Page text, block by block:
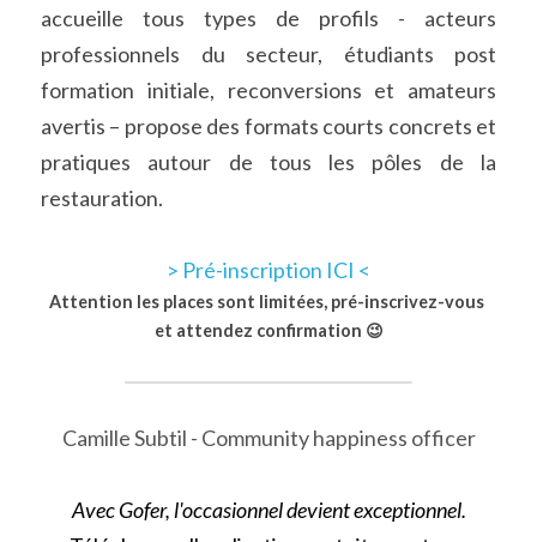
accueille tous types de profils - acteurs
professionnels du secteur, étudiants post
formation initiale, reconversions et amateurs
avertis – propose des formats courts concrets et
pratiques autour de tous les pôles de la
restauration.
> Pré-inscription ICI <
Attention les places sont limitées, pré-inscrivez-vous
et attendez confirmation 😉
Camille Subtil - Community happiness officer
Avec Gofer, l'occasionnel devient exceptionnel.